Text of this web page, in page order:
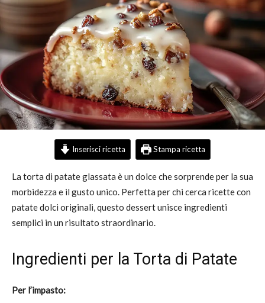
Inserisci ricetta Stampa ricetta
La torta di patate glassata è un dolce che sorprende per la sua
morbidezza e il gusto unico. Perfetta per chi cerca ricette con
patate dolci originali, questo dessert unisce ingredienti
semplici in un risultato straordinario.
Ingredienti per la Torta di Patate
Per l’impasto: